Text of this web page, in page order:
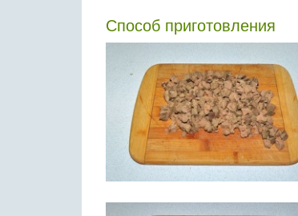
Способ приготовления